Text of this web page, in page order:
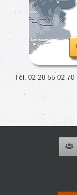
Tél. 02 28 55 02 70